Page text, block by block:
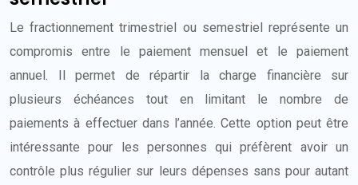
Le fractionnement trimestriel ou semestriel représente un
compromis entre le paiement mensuel et le paiement
annuel. Il permet de répartir la charge financière sur
plusieurs échéances tout en limitant le nombre de
paiements à effectuer dans l’année. Cette option peut être
intéressante pour les personnes qui préfèrent avoir un
contrôle plus régulier sur leurs dépenses sans pour autant